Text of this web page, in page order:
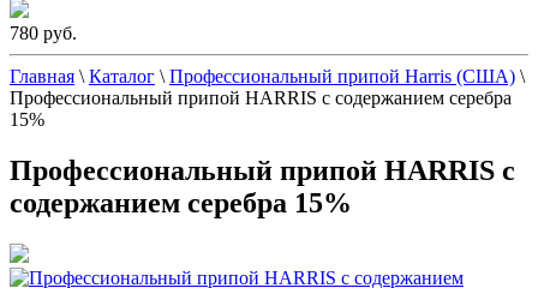
780 руб.
Главная \ Каталог \ Профессиональный припой Harris (США) \
Профессиональный припой HARRIS с содержанием серебра
15%
Профессиональный припой HARRIS с
содержанием серебра 15%